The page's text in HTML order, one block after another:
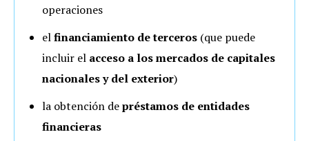
operaciones
elfinanciamiento de terceros (que puede
incluir el acceso a los mercados de capitales
nacionales y del exterior)
la obtención depréstamos de entidades
financieras